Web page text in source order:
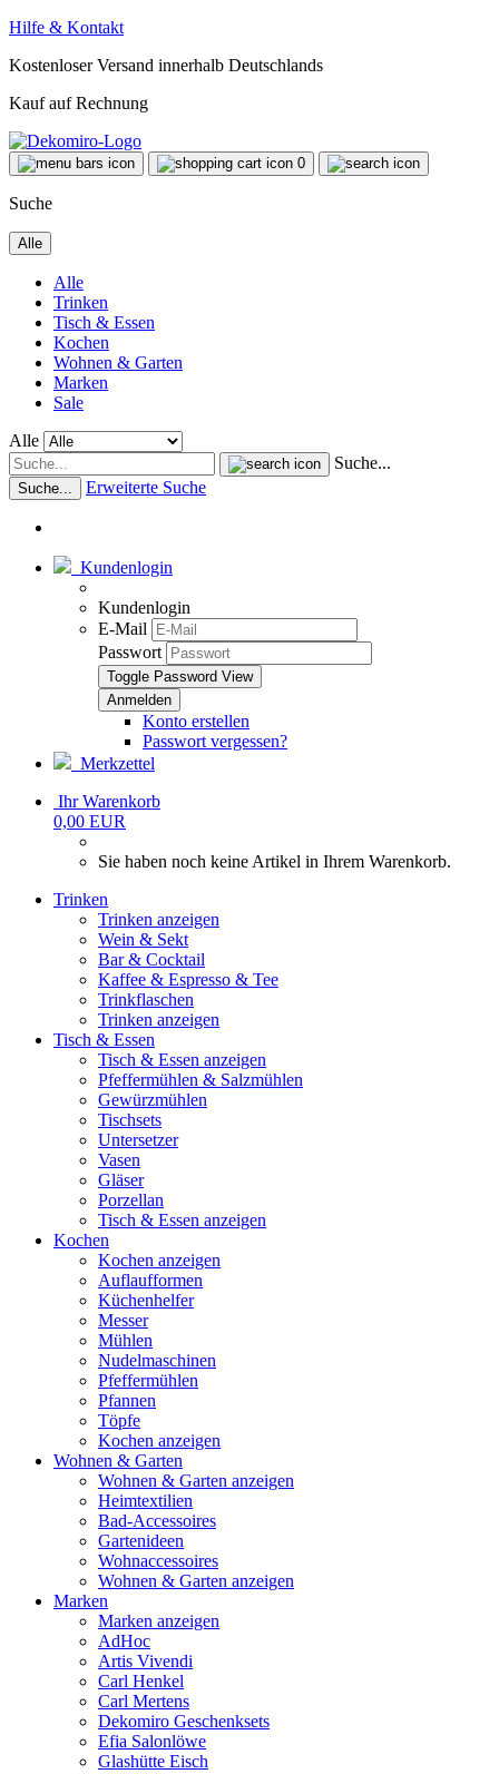
Hilfe & Kontakt
Kostenloser Versand innerhalb Deutschlands
Kauf auf Rechnung
0
Suche
Alle
Alle
Trinken
Tisch & Essen
Kochen
Wohnen & Garten
Marken
Sale
Alle
Suche...
Suche... Erweiterte Suche
Kundenlogin
Kundenlogin
E-Mail
Passwort
Toggle Password View
Konto erstellen
Passwort vergessen?
Merkzettel
Ihr Warenkorb
0,00 EUR
Sie haben noch keine Artikel in Ihrem Warenkorb.
Trinken
Trinken anzeigen
Wein & Sekt
Bar & Cocktail
Kaffee & Espresso & Tee
Trinkflaschen
Trinken anzeigen
Tisch & Essen
Tisch & Essen anzeigen
Pfeffermühlen & Salzmühlen
Gewürzmühlen
Tischsets
Untersetzer
Vasen
Gläser
Porzellan
Tisch & Essen anzeigen
Kochen
Kochen anzeigen
Auflaufformen
Küchenhelfer
Messer
Mühlen
Nudelmaschinen
Pfeffermühlen
Pfannen
Töpfe
Kochen anzeigen
Wohnen & Garten
Wohnen & Garten anzeigen
Heimtextilien
Bad-Accessoires
Gartenideen
Wohnaccessoires
Wohnen & Garten anzeigen
Marken
Marken anzeigen
AdHoc
Artis Vivendi
Carl Henkel
Carl Mertens
Dekomiro Geschenksets
Efia Salonlöwe
Glashütte Eisch